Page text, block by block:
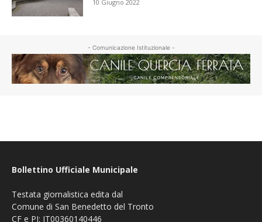
10 Giugno 2022
- Comunicazione Istituzionale -
Bollettino Ufficiale Municipale
Testata giornalistica edita dal
Comune di San Benedetto del Tronto
CF e PI: IT00360140446